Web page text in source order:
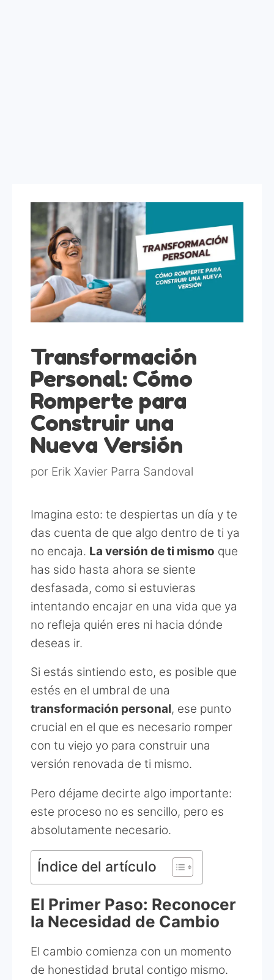
Transformación
Personal: Cómo
Romperte para
Construir una
Nueva Versión
por Erik Xavier Parra Sandoval
Imagina esto: te despiertas un día y te
das cuenta de que algo dentro de ti ya
no encaja. La versión de ti mismo que
has sido hasta ahora se siente
desfasada, como si estuvieras
intentando encajar en una vida que ya
no refleja quién eres ni hacia dónde
deseas ir.
Si estás sintiendo esto, es posible que
estés en el umbral de una
transformación personal, ese punto
crucial en el que es necesario romper
con tu viejo yo para construir una
versión renovada de ti mismo.
Pero déjame decirte algo importante:
este proceso no es sencillo, pero es
absolutamente necesario.
Índice del artículo
El Primer Paso: Reconocer
la Necesidad de Cambio
El cambio comienza con un momento
de honestidad brutal contigo mismo.